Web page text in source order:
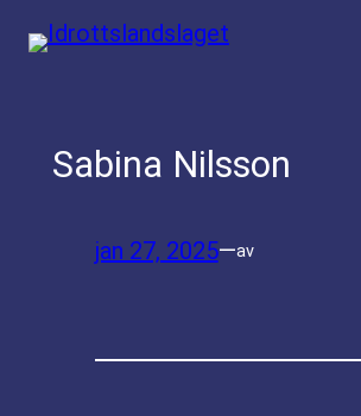
Hoppa
Sabina Nilsson
jan 27, 2025—av